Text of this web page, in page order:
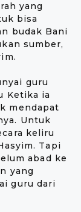
yang
bisa
budak Bani
sumber,
guru
Ketika ia
mendapat
Untuk
keliru
Tapi
abad ke
yang
guru dari